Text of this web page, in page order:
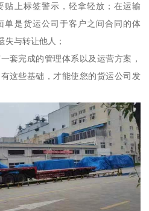
贴上标签警示，轻拿轻放；在运输
单是货运公司于客户之间合同的体
失与转让他人；
套完成的管理体系以及运营方案，
这些基础，才能使您的货运公司发